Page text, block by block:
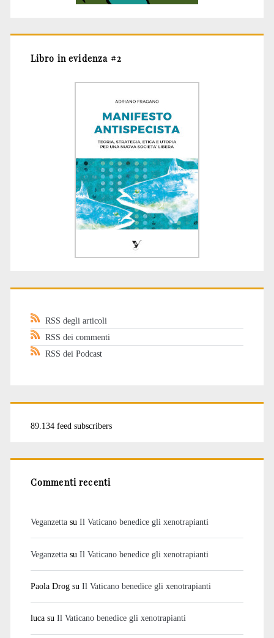
Libro in evidenza #2
RSS degli articoli
RSS dei commenti
RSS dei Podcast
89.134 feed subscribers
Commenti recenti
Veganzettasu Il Vaticano benedice gli xenotrapianti
Veganzettasu Il Vaticano benedice gli xenotrapianti
Paola Drogsu Il Vaticano benedice gli xenotrapianti
lucasu Il Vaticano benedice gli xenotrapianti